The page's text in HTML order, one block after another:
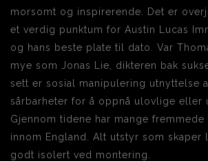
morsomt og inspirerende. Det er
et verdig punktum for Austin Lucas
og hans beste plate til dato. Var
mye som Jonas Lie, dikteren bak
sett er sosial manipulering utnyttelse
sårbarheter for å oppnå ulovlige eller
Gjennom tidene har mange
innom England. Alt utstyr som
godt isolert ved montering.